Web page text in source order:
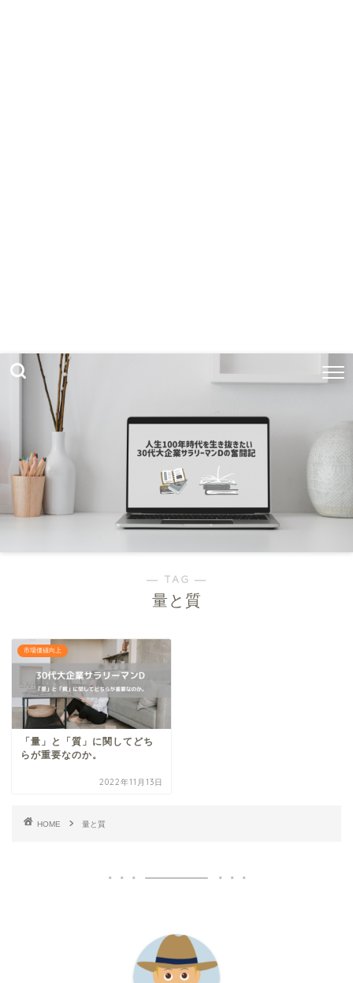
― TAG ―
量と質
市場価値向上
「量」と「質」に関してどち
らが重要なのか。
2022年11月13日
HOME 量と質